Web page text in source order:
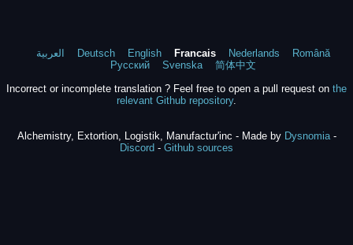
العربية Deutsch English Francais Nederlands
Română
Русский
Svenska
简体中文
Incorrect or incomplete translation ? Feel free to open a pull request on the
relevant Github repository.
Alchemistry, Extortion, Logistik, Manufactur'inc - Made by Dysnomia-
Discord - Github sources